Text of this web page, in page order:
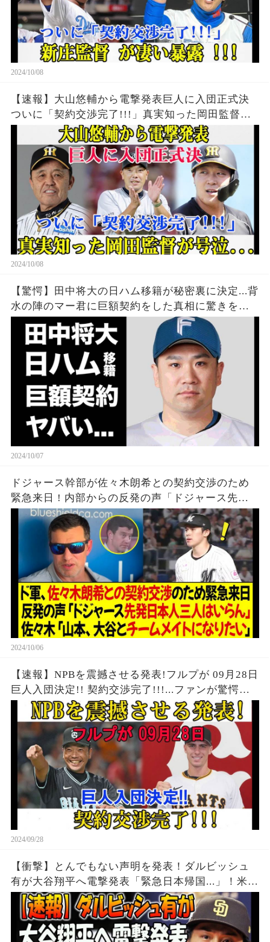
2024/10/08
【速報】大山悠輔から電撃発表巨人に入団正式決
ついに「契約交渉完了!!!」真実知った岡田監督が
2024/10/08
【驚愕】田中将大の日ハム移籍が秘密裏に決定...背
水の陣のマー君に巨額契約をした真相に驚きを隠
せない...『ビッグボス』がラブコールを送り続けた
裏側に言葉を失う...
2024/10/07
ドジャース幹部が佐々木朗希との契約交渉のため
緊急来日 ! 内部からの反発の声「ドジャース先発
日本人三人はいらん」佐々木「山本、オオタニと
チームメイトになりたい」
2024/10/06
【速報】NPBを震撼させる発表!フルプが 09月28日
巨人入団決定!! 契約交渉完了!!!...ファンが驚愕の
声が止まらない…
2024/09/28
【衝撃】とんでもない声明を発表！ダルビッシュ
有が大谷翔平へ電撃発表「緊急日本帰国...」！米国
中が声明を聞いて凍りつくいた! 本当の理由がつい
に発表！